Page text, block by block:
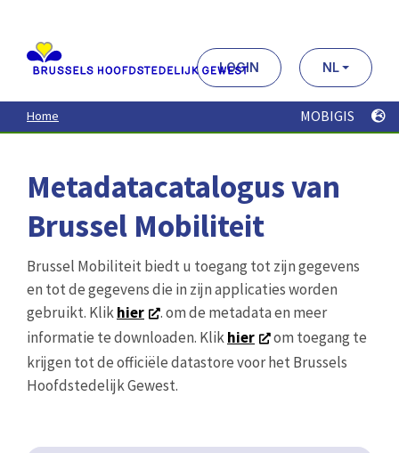
contenu
principal
LOGIN NL
Home MOBIGIS
Metadatacatalogus van
Brussel Mobiliteit
Brussel Mobiliteit biedt u toegang tot zijn gegevens
en tot de gegevens die in zijn applicaties worden
gebruikt. Klikhier
. om de metadata en meer
informatie te downloaden. Klikhier
om toegang te
krijgen tot de officiële datastore voor het Brussels
Hoofdstedelijk Gewest.